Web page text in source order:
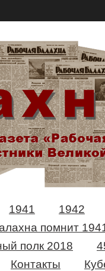
1941
1942
помнит
полк 2018
Контакты